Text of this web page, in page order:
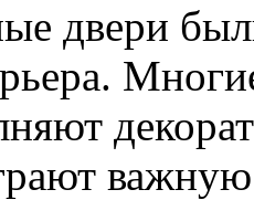
двери